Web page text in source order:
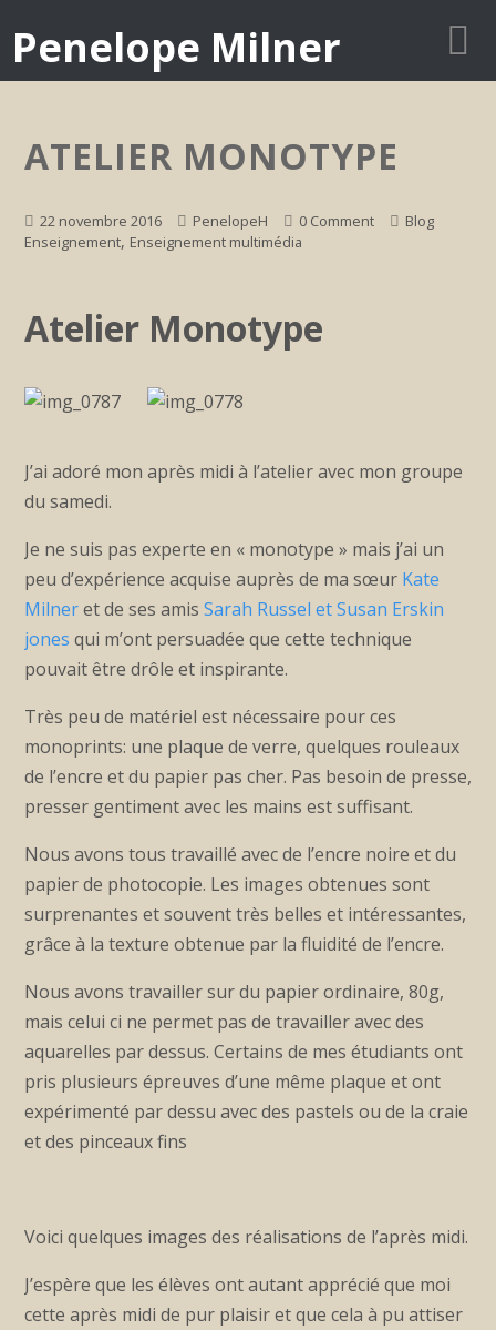
Penelope Milner
ATELIER MONOTYPE
22 novembre 2016 PenelopeH 0 Comment
Blog
Enseignement, Enseignement multimédia
Atelier Monotype
J’ai adoré mon après midi à l’atelier avec mon groupe
du samedi.
Je ne suis pas experte en « monotype » mais j’ai un
peu d’expérience acquise auprès de ma sœur Kate
Milneret de ses amis Sarah Russel et Susan Erskin
jones qui m’ont persuadée que cette technique
pouvait être drôle et inspirante.
Très peu de matériel est nécessaire pour ces
monoprints: une plaque de verre, quelques rouleaux
de l’encre et du papier pas cher. Pas besoin de presse,
presser gentiment avec les mains est suffisant.
Nous avons tous travaillé avec de l’encre noire et du
papier de photocopie. Les images obtenues sont
surprenantes et souvent très belles et intéressantes,
grâce à la texture obtenue par la fluidité de l’encre.
Nous avons travailler sur du papier ordinaire, 80g,
mais celui ci ne permet pas de travailler avec des
aquarelles par dessus. Certains de mes étudiants ont
pris plusieurs épreuves d’une même plaque et ont
expérimenté par dessu avec des pastels ou de la craie
et des pinceaux fins
Voici quelques images des réalisations de l’après midi.
J’espère que les élèves ont autant apprécié que moi
cette après midi de pur plaisir et que cela à pu attiser